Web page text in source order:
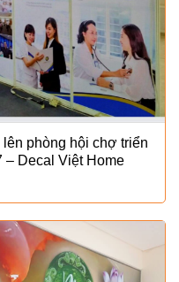
phòng hội chợ triển
– Decal Việt Home